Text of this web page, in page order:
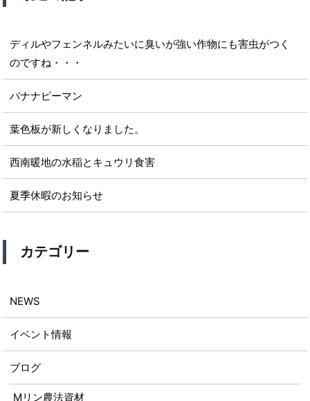
ディルやフェンネルみたいに臭いが強い作物にも害虫がつく
のですね・・・
バナナピーマン
葉色板が新しくなりました。
西南暖地の水稲とキュウリ食害
夏季休暇のお知らせ
カテゴリー
NEWS
イベント情報
ブログ
Mリン農法資材